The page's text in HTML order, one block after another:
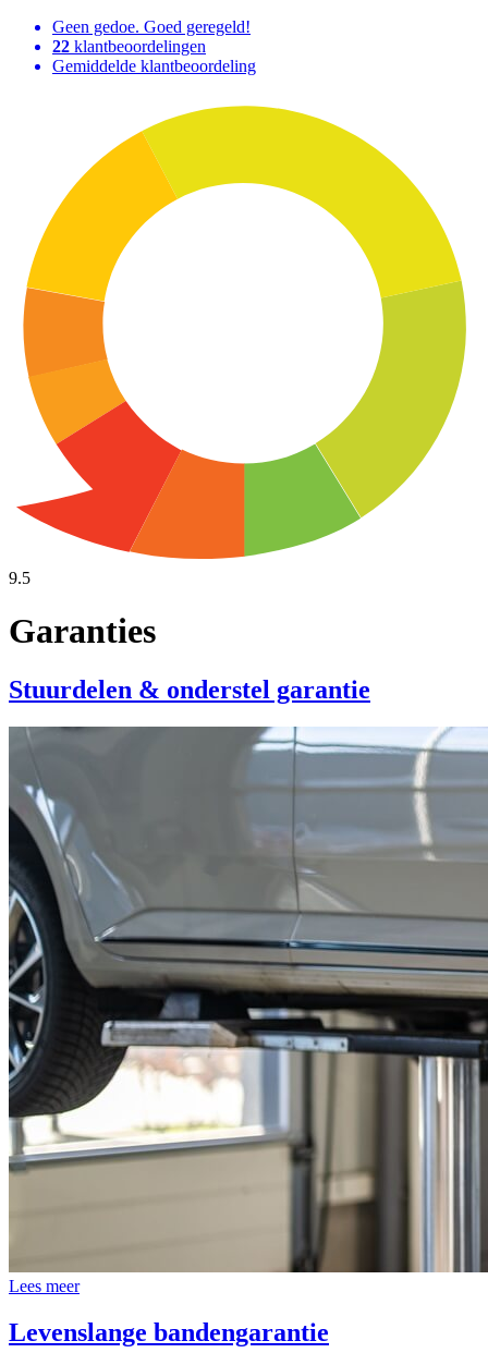
Geen gedoe. Goed geregeld!
22 klantbeoordelingen
Gemiddelde klantbeoordeling
9.5
Garanties
Stuurdelen & onderstel garantie
Lees meer
Levenslange bandengarantie